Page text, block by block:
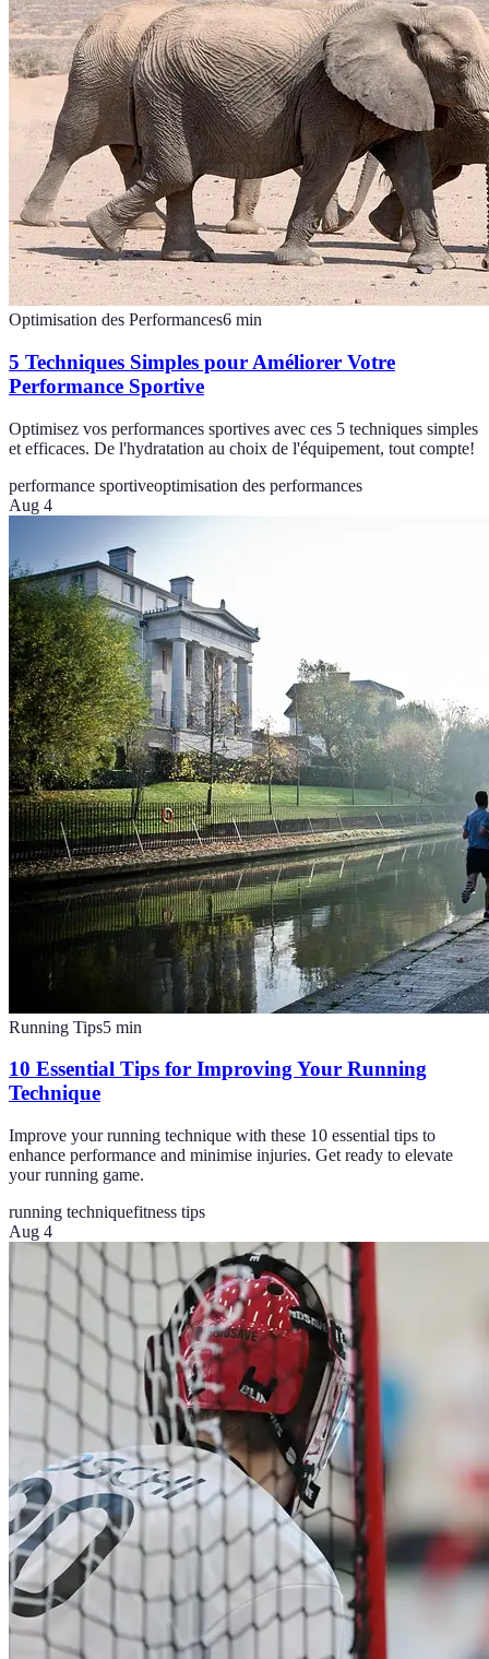
Optimisation des Performances6 min
5 Techniques Simples pour Améliorer Votre
Performance Sportive
Optimisez vos performances sportives avec ces 5 techniques simples
et efficaces. De l'hydratation au choix de l'équipement, tout compte!
performance sportiveoptimisation des performances
Aug 4
Running Tips5 min
10 Essential Tips for Improving Your Running
Technique
Improve your running technique with these 10 essential tips to
enhance performance and minimise injuries. Get ready to elevate
your running game.
running techniquefitness tips
Aug 4